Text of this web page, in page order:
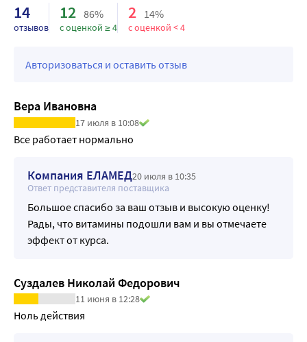
• при употреблении большого количества кофе и
энергетиков;
привычек;
(например, диабет, ожирение);
• при приёме статинов.
КАК ПОМОГАЕТ?
• Смягчает вредное воздействие нездоровой пищи на
сердце и сосуды, снижая уровень холестерина.
• Восполняет недостаток коэнзима Q10 при приёме
статинов.
• Даёт заряд бодрости и жизненных сил.
предотвращая образование тромбов.
• Снижает риск сердечно-сосудистых заболеваний,
атеросклероза.
14
отзывов
12 86%
с оценкой ≥ 4
2 14%
с оценкой < 4
Авторизоваться и оставить отзыв
Вера Ивановна
17 июля в 10:08
Все работает нормально
Компания ЕЛАМЕД20 июля в 10:35
Ответ представителя поставщика
Большое спасибо за ваш отзыв и высокую оценку!
Рады, что витамины подошли вам и вы отмечаете
эффект от курса.
Суздалев Николай Федорович
11 июня в 12:28
Ноль действия